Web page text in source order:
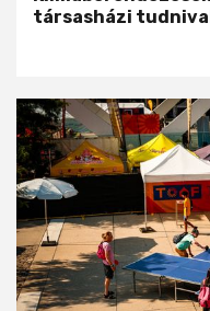
társasházi